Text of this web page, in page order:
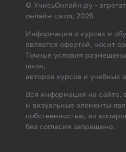
© УчисьОнлайн.ру -
онлайн-школ, 2026
Информация о курсах и
является офертой, носит
Точные условия
школ,
авторов курсов и учебных
Вся информация на сайте,
и визуальные элементы
собственностью, их
без согласия запрещено.